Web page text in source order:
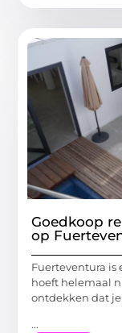
Goedkoop
op
Fuerteventura is
hoeft helemaal
ontdekken dat je
...